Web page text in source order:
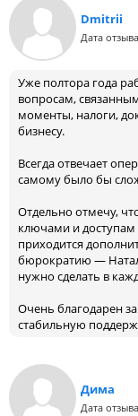
Dmitrii
Дата
Уже полтора года
вопросам,
моменты, налоги,
бизнесу.
Всегда отвечает
самому было бы
Отдельно отмечу,
ключами и
приходится
бюрократию —
нужно сделать в
Очень благодарен
стабильную
Дима
Дата